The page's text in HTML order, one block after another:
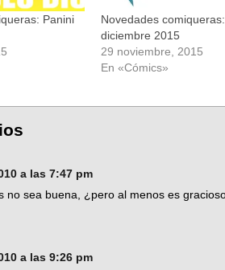
Panini
Novedades
diciembre 2015
29 noviembre, 2015
En «Cómics»
a las 7:47 pm
no sea buena, ¿pero al menos es
a las 9:26 pm